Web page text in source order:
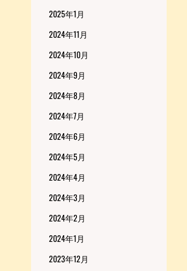
2025年1月
2024年11月
2024年10月
2024年9月
2024年8月
2024年7月
2024年6月
2024年5月
2024年4月
2024年3月
2024年2月
2024年1月
2023年12月